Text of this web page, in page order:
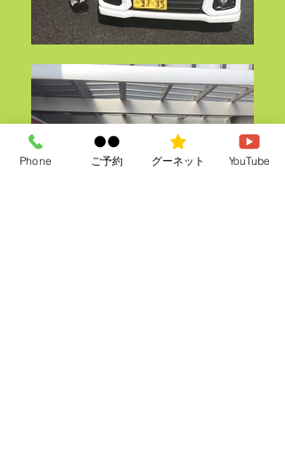
Phone ご予約 グーネット YouTube